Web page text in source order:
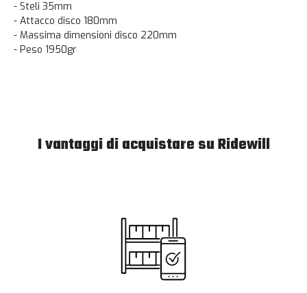
- Steli 35mm
- Attacco disco 180mm
- Massima dimensioni disco 220mm
- Peso 1950gr
I vantaggi di acquistare su Ridewill